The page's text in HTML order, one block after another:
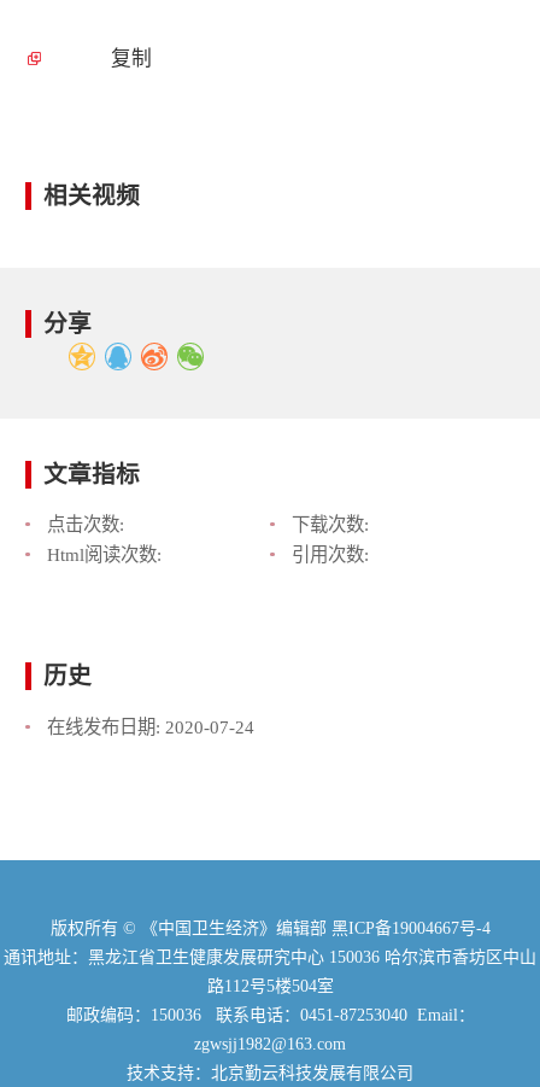
复制
相关视频
分享
文章指标
点击次数:
下载次数:
Html阅读次数:
引用次数:
历史
在线发布日期: 2020-07-24
版权所有 © 《中国卫生经济》编辑部 黑ICP备19004667号-4
通讯地址：黑龙江省卫生健康发展研究中心 150036 哈尔滨市香坊区中山
路112号5楼504室
邮政编码：150036 联系电话：0451-87253040 Email：
zgwsjj1982@163.com
技术支持：北京勤云科技发展有限公司